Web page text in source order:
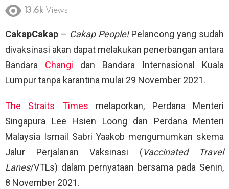
13.6k Views
CakapCakap – Cakap People!Pelancong yang sudah
divaksinasi akan dapat melakukan penerbangan antara
Bandara Changi dan Bandara Internasional Kuala
Lumpur tanpa karantina mulai 29 November 2021.
The Straits Times melaporkan, Perdana Menteri
Singapura Lee Hsien Loong dan Perdana Menteri
Malaysia Ismail Sabri Yaakob mengumumkan skema
Jalur Perjalanan Vaksinasi (Vaccinated Travel
Lanes/VTLs) dalam pernyataan bersama pada Senin,
8 November 2021.